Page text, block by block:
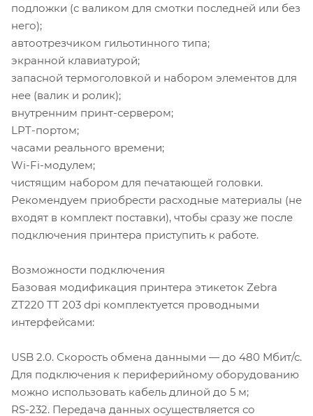
подложки (с валиком для смотки последней или без
него);
автоотрезчиком гильотинного типа;
экранной клавиатурой;
запасной термоголовкой и набором элементов для
нее (валик и ролик);
внутренним принт-сервером;
LPT-портом;
часами реального времени;
Wi-Fi-модулем;
чистящим набором для печатающей головки.
Рекомендуем приобрести расходные материалы (не
входят в комплект поставки), чтобы сразу же после
подключения принтера приступить к работе.
Возможности подключения
Базовая модификация принтера этикеток Zebra
ZT220 TT 203 dpi комплектуется проводными
интерфейсами:
USB 2.0. Скорость обмена данными — до 480 Мбит/с.
Для подключения к периферийному оборудованию
можно использовать кабель длиной до 5 м;
RS-232. Передача данных осуществляется со